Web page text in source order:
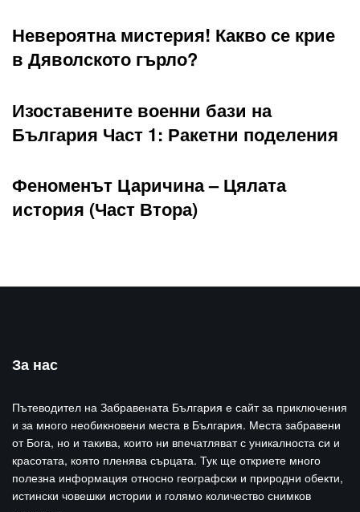
Невероятна мистерия! Какво се крие
в Дяволското гърло?
Изоставените военни бази на
България Част 1: Ракетни поделения
Феноменът Царичина – Цялата
история (Част Втора)
За нас
Пътеводител на Забравената България е сайт за приключения
и за много необикновени места в България. Места забравени
от Бога, но и такива, които ни впечатляват с уникалноста си и
красотата, която пленява сърцата. Тук ще откриете много
полезна информация относно географски и природни обекти,
истински човешки истории и голямо количество снимков